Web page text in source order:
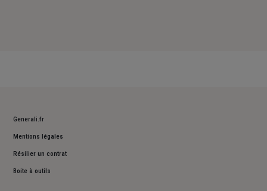
Generali.fr
Mentions légales
Résilier un contrat
Boite à outils